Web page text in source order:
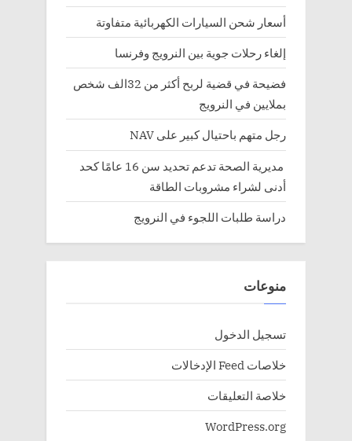
أسعار شحن السيارات الكهربائية متفاوتة
إلغاء رحلات جوية بين النرويج وفرنسا
فضيحة في قضية لربح أكثر من 32الف شخص
بملايين في النرويج
رجل متهم باحتيال كبير على NAV
مديرية الصحة تدعم تحديد سن 16 عامًا كحد
أدنى لشراء مشروبات الطاقة
دراسة طلبات اللجوء في النرويج
منوعات
تسجيل الدخول
خلاصات Feed الإدخالات
خلاصة التعليقات
WordPress.org